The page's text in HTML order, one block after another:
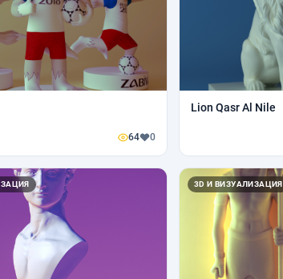
64 0
Lion Qasr Al Nile
3D И ВИЗУАЛИЗАЦИЯ